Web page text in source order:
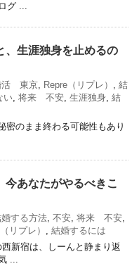
グ ...
、生涯独身を止めるの
活 東京, Repre（リプレ） , 結
い, 将来 不安, 生涯独身, 結
密のまま終わる可能性もあり
今あなたがやるべきこ
する方法, 不安, 将来 不安,
リプレ） , 結婚するには
新宿は、しーんと静まり返
...